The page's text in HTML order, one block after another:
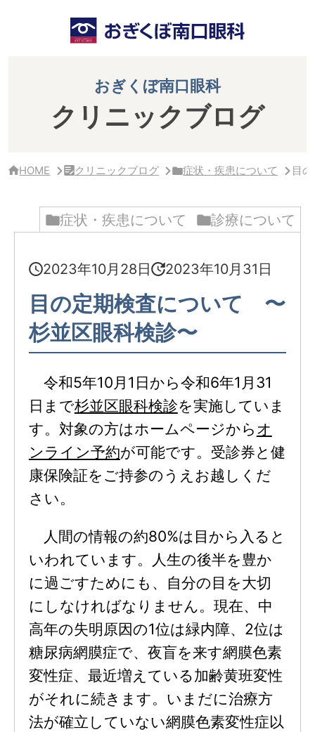
おぎくぼ南口眼科
クリニックブログ
HOME クリニックブログ 症状・疾患について 目
症状・疾患について 診療について
2023年10月28日 2023年10月31日
目の定期検査について 〜
杉並区眼科検診〜
令和5年10月1日から令和6年1月31
日まで杉並区眼科検診を実施していま
す。対象の方はホームページから オ
ンライン予約が可能です。受診券と健
康保険証をご持参のうえお越しくだ
さい。
人間の情報の約80%は目から入ると
いわれています。人生の後半を豊か
に過ごすためにも、自分の目を大切
にしなければなりません。現在、中
高年の失明原因の1位は緑内障、2位は
糖尿病網膜症で、夜盲を来す網膜色素
変性症、最近増えている加齢黄班変性
がそれに続きます。いまだに治療方
法が確立していない網膜色素変性症以